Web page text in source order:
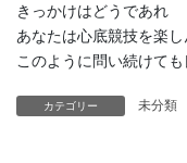
きっかけはどうであれ
あなたは心底競技を楽
このように問い続けても
カテゴリー 未分類